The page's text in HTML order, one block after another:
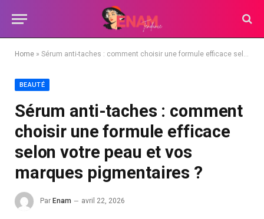
Home » Sérum anti-taches : comment choisir une formule efficace selon votre peau et vos marques pigmentaires ?
BEAUTÉ
Sérum anti-taches : comment
choisir une formule efficace
selon votre peau et vos
marques pigmentaires ?
Par Enam avril 22, 2026